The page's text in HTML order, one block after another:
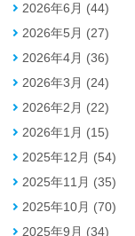
2026年6月 (44)
2026年5月 (27)
2026年4月 (36)
2026年3月 (24)
2026年2月 (22)
2026年1月 (15)
2025年12月 (54)
2025年11月 (35)
2025年10月 (70)
2025年9月 (34)